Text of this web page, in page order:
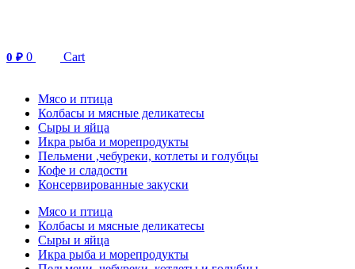
0 ₽ 0 Cart
Мясо и птица
Колбасы и мясные деликатесы
Сыры и яйца
Икра рыба и морепродукты
Пельмени ,чебуреки, котлеты и голубцы
Кофе и сладости
Консервированные закуски
Мясо и птица
Колбасы и мясные деликатесы
Сыры и яйца
Икра рыба и морепродукты